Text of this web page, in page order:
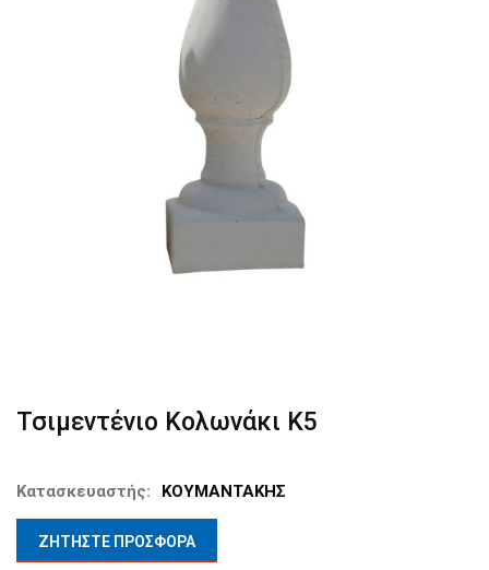
Τσιμεντένιο Κολωνάκι Κ5
Κατασκευαστής: ΚΟΥΜΑΝΤΑΚΗΣ
ΖΗΤΗΣΤΕ ΠΡΟΣΦΟΡΑ